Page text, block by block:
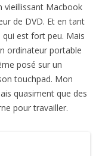
vieillissant Macbook
de DVD. Et en tant
qui est fort peu. Mais
ordinateur portable
posé sur un
touchpad. Mon
quasiment que des
pour travailler.